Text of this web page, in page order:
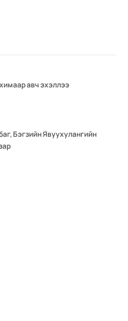
авч эхэллээ
Бэгзийн Явуухулангийн